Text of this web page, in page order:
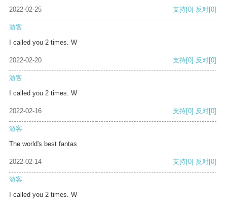
2022-02-25 支持[0] 反对[0]
游客
I called you 2 times. W
2022-02-20 支持[0] 反对[0]
游客
I called you 2 times. W
2022-02-16 支持[0] 反对[0]
游客
The world's best fantas
2022-02-14 支持[0] 反对[0]
游客
I called you 2 times. W